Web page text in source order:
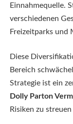
Einnahmequelle.
verschiedenen
Freizeitparks und
Diese
Bereich
Strategie ist ein
Dolly Parton
Risiken zu